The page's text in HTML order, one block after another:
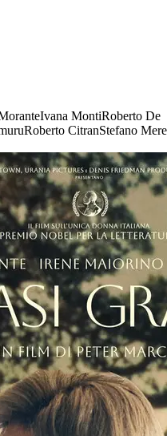
Ivana MontiRoberto De
Roberto CitranStefano